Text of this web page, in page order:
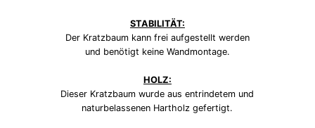
STABILITÄT:
Der Kratzbaum kann frei aufgestellt werden
und benötigt keine Wandmontage.
HOLZ:
Dieser Kratzbaum wurde aus entrindetem und
naturbelassenen Hartholz gefertigt.